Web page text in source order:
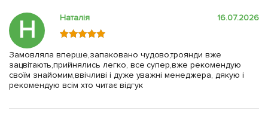
Н Наталія 16.07.2026
Замовляла вперше,запаковано чудово,троянди вже
зацвітають,прийнялись легко, все супер,вже рекомендую
своїм знайомим,ввічливі і дуже уважні менеджера, дякую і
рекомендую всім хто читає відгук